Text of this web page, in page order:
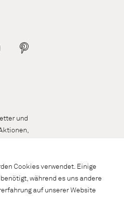
und
Cookies verwendet. Einige
während es uns andere
auf unserer Website